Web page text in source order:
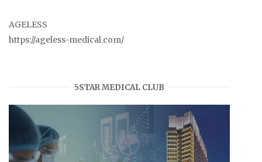
AGELESS
https://ageless-medical.com/
5STAR MEDICAL CLUB